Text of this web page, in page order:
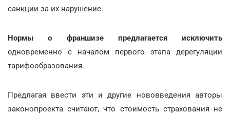
санкции за их нарушение.
Нормы о франшизе предлагается исключить
одновременно с началом первого этапа дерегуляции
тарифообразования.
Предлагая ввести эти и другие нововведения авторы
законопроекта считают, что стоимость страхования не